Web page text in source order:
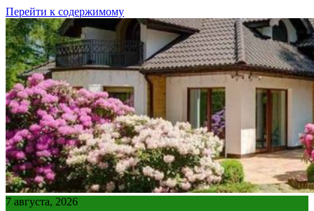
Перейти к содержимому
7 августа, 2026